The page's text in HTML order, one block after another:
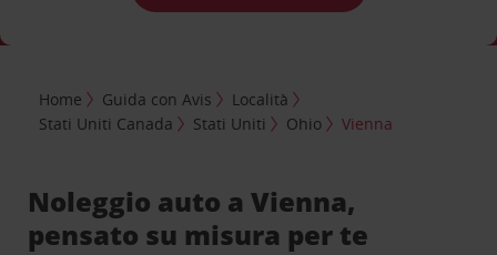
Home Guida con Avis
Località
Stati Uniti Canada
Stati Uniti Ohio Vienna
Noleggio auto a Vienna,
pensato su misura per te